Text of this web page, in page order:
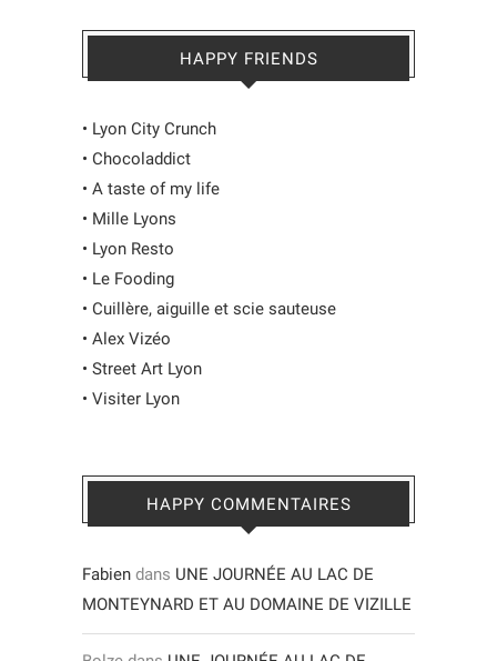
HAPPY FRIENDS
• Lyon City Crunch
• Chocoladdict
• A taste of my life
• Mille Lyons
• Lyon Resto
• Le Fooding
• Cuillère, aiguille et scie sauteuse
• Alex Vizéo
• Street Art Lyon
• Visiter Lyon
HAPPY COMMENTAIRES
Fabien dans UNE JOURNÉE AU LAC DE
MONTEYNARD ET AU DOMAINE DE VIZILLE